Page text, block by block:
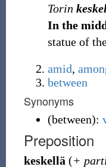
Torin
In the
statue of
amid,
between
Synonyms
(between):
Preposition
keskellä (+